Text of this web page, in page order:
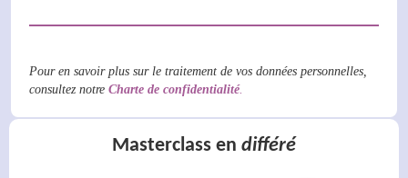
Pour en savoir plus sur le traitement de vos données personnelles,
consultez notre Charte de confidentialité.
Masterclass en différé